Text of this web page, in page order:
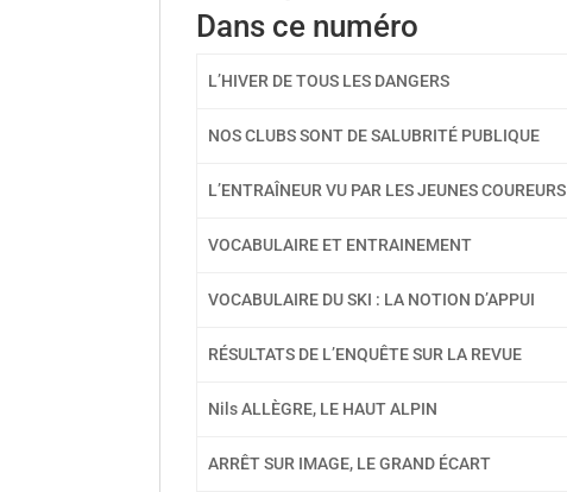
Dans ce numéro
L’HIVER DE TOUS LES DANGERS
NOS CLUBS SONT DE SALUBRITÉ PUBLIQUE
L’ENTRAÎNEUR VU PAR LES JEUNES COUREURS
VOCABULAIRE ET ENTRAINEMENT
VOCABULAIRE DU SKI : LA NOTION D’APPUI
RÉSULTATS DE L’ENQUÊTE SUR LA REVUE
Nils ALLÈGRE, LE HAUT ALPIN
ARRÊT SUR IMAGE, LE GRAND ÉCART